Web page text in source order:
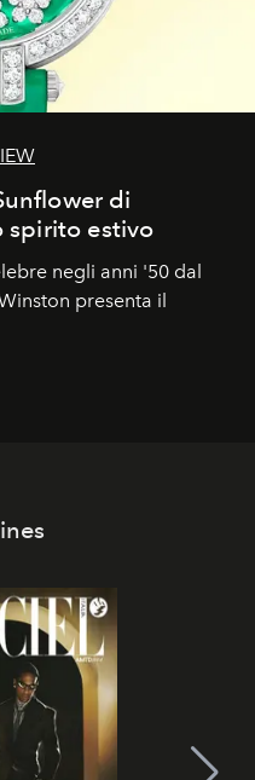
di
spirito estivo
negli anni '50 dal
presenta il